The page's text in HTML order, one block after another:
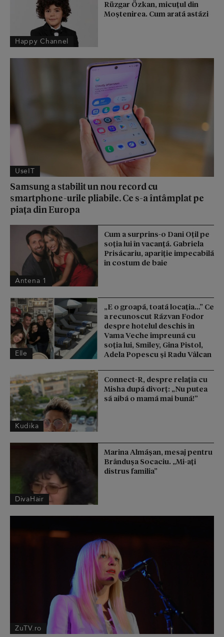
Happy Channel
Rüzgar Özkan, micuțul din
Moștenirea. Cum arată astăzi
UseIT
Samsung a stabilit un nou record cu
smartphone-urile pliabile. Ce s-a întâmplat pe
piața din Europa
Antena 1
Cum a surprins-o Dani Oțil pe
soția lui în vacanță. Gabriela
Prisăcariu, apariție impecabilă
în costum de baie
Elle
„E o groapă, toată locația…” Ce
a recunoscut Răzvan Fodor
despre hotelul deschis în
Vama Veche împreună cu
soția lui, Smiley, Gina Pistol,
Adela Popescu și Radu Vâlcan
Kudika
Connect-R, despre relația cu
Misha după divorț: „Nu putea
să aibă o mamă mai bună!”
DivaHair
Marina Almășan, mesaj pentru
Brândușa Socaciu. „Mi-ați
distrus familia”
ZuTV.ro